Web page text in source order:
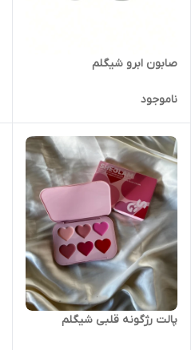
صابون ابرو شیگلم
ناموجود
پالت رژگونه قلبی شیگلم